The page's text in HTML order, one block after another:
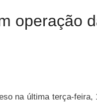
operação
na última terça-